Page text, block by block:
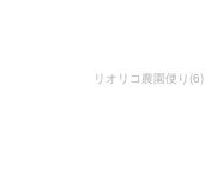
リオリコ農園便り (6)